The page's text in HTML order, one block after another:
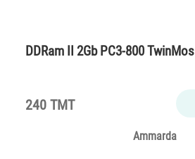
DDRam II 2Gb PC3-800 TwinMos
240 TMT
Ammarda